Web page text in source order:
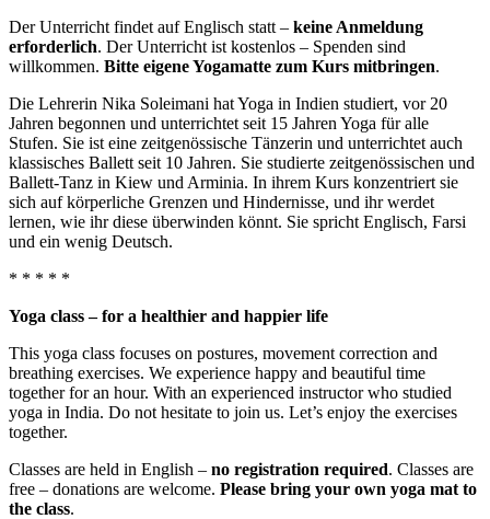
Der Unterricht findet auf Englisch statt – keine Anmeldung
erforderlich. Der Unterricht ist kostenlos – Spenden sind
willkommen. Bitte eigene Yogamatte zum Kurs mitbringen.
Die Lehrerin Nika Soleimani hat Yoga in Indien studiert, vor 20
Jahren begonnen und unterrichtet seit 15 Jahren Yoga für alle
Stufen. Sie ist eine zeitgenössische Tänzerin und unterrichtet auch
klassisches Ballett seit 10 Jahren. Sie studierte zeitgenössischen und
Ballett-Tanz in Kiew und Arminia. In ihrem Kurs konzentriert sie
sich auf körperliche Grenzen und Hindernisse, und ihr werdet
lernen, wie ihr diese überwinden könnt. Sie spricht Englisch, Farsi
und ein wenig Deutsch.
* * * * *
Yoga class – for a healthier and happier life
This yoga class focuses on postures, movement correction and
breathing exercises. We experience happy and beautiful time
together for an hour. With an experienced instructor who studied
yoga in India. Do not hesitate to join us. Let’s enjoy the exercises
together.
Classes are held in English – no registration required. Classes are
free – donations are welcome. Please bring your own yoga mat to
the class.